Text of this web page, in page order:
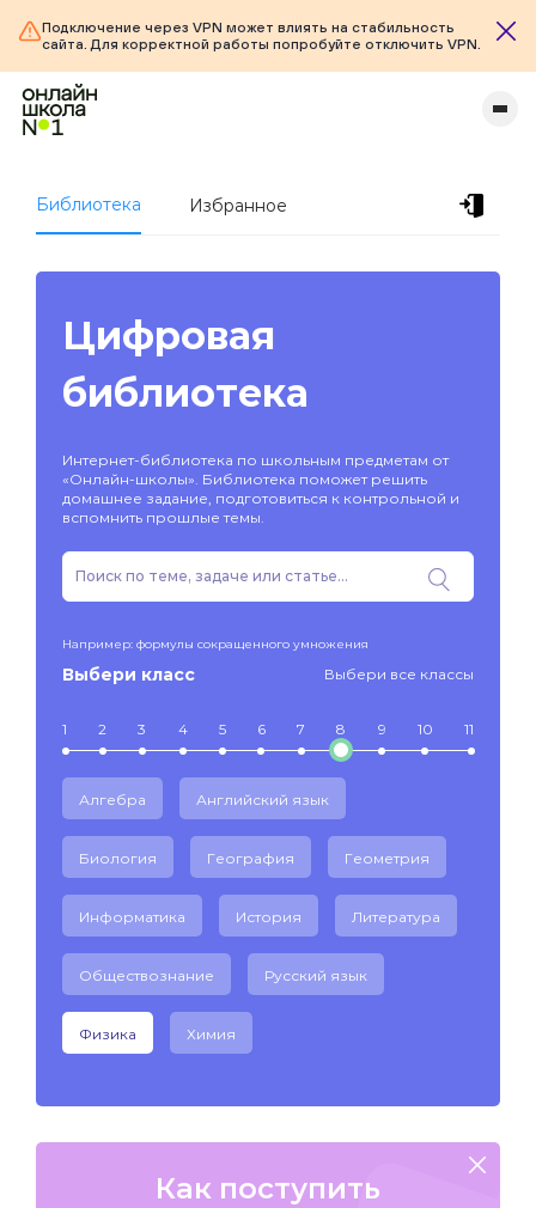
Подключение через VPN может влиять на стабильность
сайта. Для корректной работы попробуйте отключить VPN.
Библиотека Избранное
Цифровая
библиотека
Интернет-библиотека по школьным предметам от
«Онлайн-школы». Библиотека поможет решить
домашнее задание, подготовиться к контрольной и
вспомнить прошлые темы.
Например: формулы сокращенного умножения
Выбери класс Выбери все классы
1 2 3 4 5 6 7 8 9 10 11
Алгебра Английский язык
Биология География Геометрия
Информатика История Литература
Обществознание Русский язык
Физика Химия
Как поступить